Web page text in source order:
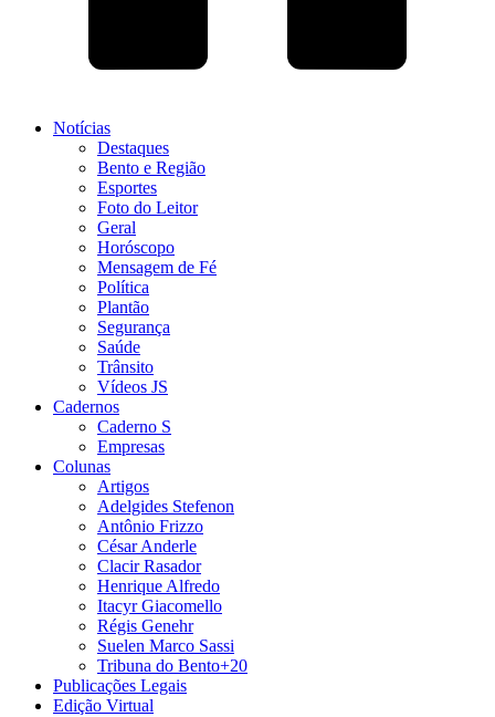
Notícias
Destaques
Bento e Região
Esportes
Foto do Leitor
Geral
Horóscopo
Mensagem de Fé
Política
Plantão
Segurança
Saúde
Trânsito
Vídeos JS
Cadernos
Caderno S
Empresas
Colunas
Artigos
Adelgides Stefenon
Antônio Frizzo
César Anderle
Clacir Rasador
Henrique Alfredo
Itacyr Giacomello
Régis Genehr
Suelen Marco Sassi
Tribuna do Bento+20
Publicações Legais
Edição Virtual